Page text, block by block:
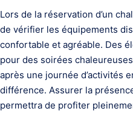
Lors de la réservation d’un
de vérifier les équipements
confortable et agréable. Des
pour des soirées
après une journée d’activités
différence. Assurer la
permettra de profiter